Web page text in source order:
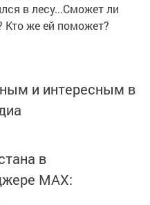
в лесу...Сможет ли
Кто же ей поможет?
и интересным в
в
MАХ: